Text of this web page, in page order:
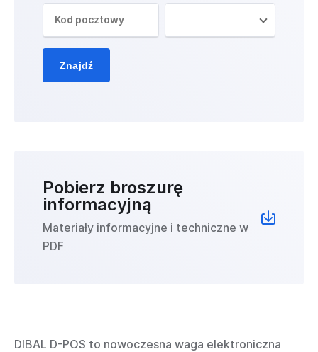
Znajdź
Pobierz broszurę
informacyjną
Materiały informacyjne i techniczne w
PDF
DIBAL D-POS to nowoczesna waga elektroniczna